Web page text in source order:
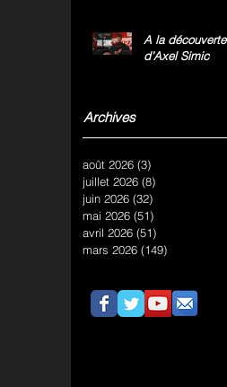
A la découverte
d’Axel Simic
Archives
août 2026 (3)
juillet 2026 (8)
juin 2026 (32)
mai 2026 (51)
avril 2026 (51)
mars 2026 (149)